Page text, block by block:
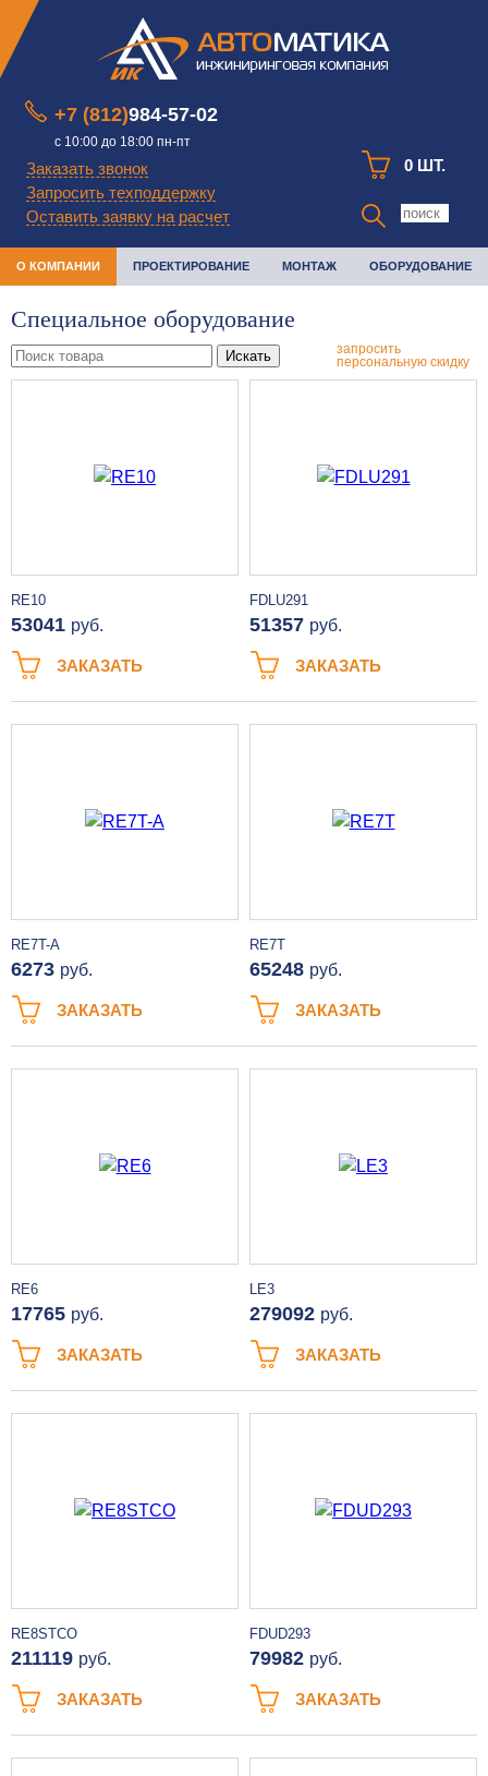
+7 (812)984-57-02
с 10:00 до 18:00 пн-пт
Заказать звонок
Запросить техподдержку
Оставить заявку на расчет
0 ШТ.
О КОМПАНИИ ПРОЕКТИРОВАНИЕ МОНТАЖ ОБОРУДОВАНИЕ
Специальное оборудование
Искать
запросить
персональную скидку
RE10
53041 руб.
ЗАКАЗАТЬ
FDLU291
51357 руб.
ЗАКАЗАТЬ
RE7T-A
6273 руб.
ЗАКАЗАТЬ
RE7T
65248 руб.
ЗАКАЗАТЬ
RE6
17765 руб.
ЗАКАЗАТЬ
LE3
279092 руб.
ЗАКАЗАТЬ
RE8STCO
211119 руб.
ЗАКАЗАТЬ
FDUD293
79982 руб.
ЗАКАЗАТЬ